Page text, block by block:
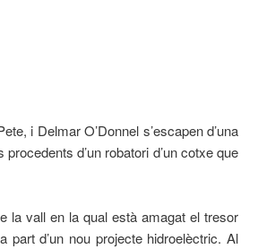
i Delmar O’Donnel s’escapen d’una
d’un robatori d’un cotxe que
la vall en la qual està amagat el tresor
d’un nou projecte hidroelèctric. Al